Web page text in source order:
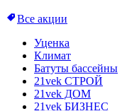
Все акции
Уценка
Климат
Батуты бассейны
21vek СТРОЙ
21vek ДОМ
21vek БИЗНЕС